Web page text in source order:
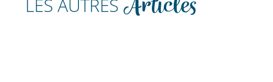
LES AUTRES Articles